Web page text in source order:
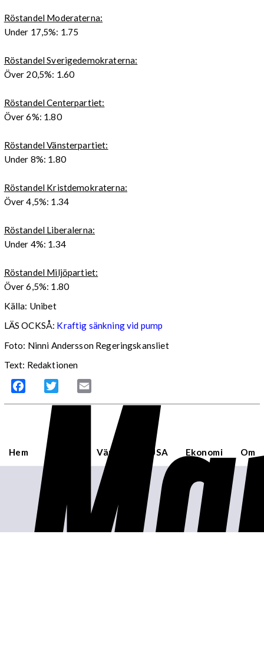
Röstandel Moderaterna:
Under 17,5%: 1.75
Röstandel Sverigedemokraterna:
Över 20,5%: 1.60
Röstandel Centerpartiet:
Över 6%: 1.80
Röstandel Vänsterpartiet:
Under 8%: 1.80
Röstandel Kristdemokraterna:
Över 4,5%: 1.34
Röstandel Liberalerna:
Under 4%: 1.34
Röstandel Miljöpartiet:
Över 6,5%: 1.80
Källa: Unibet
LÄS OCKSÅ: Kraftig sänkning vid pump
Foto: Ninni Andersson Regeringskansliet
Text: Redaktionen
Facebook Twitter
Hem Sverige Världen USA Ekonomi Om